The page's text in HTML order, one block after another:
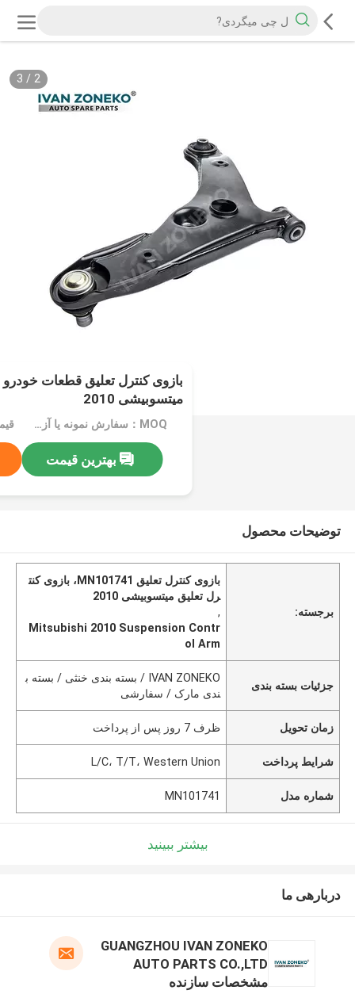
2
/
3
میتسوبیشی 2010
MOQ：سفارش نمونه یا آزمایشی پذیرفته می شود
بهترین قیمت
توضیحات محصول
برجسته:
بازوی کنترل تعلیق MN101741، بازوی کنت
رل تعلیق میتسوبیشی 2010
,
Mitsubishi 2010 Suspension Contr
ol Arm
جزئیات بسته بندی
IVAN ZONEKO / بسته بندی خنثی / بسته ب
ندی مارک / سفارشی
زمان تحویل ظرف 7 روز پس از پرداخت
شرایط پرداخت L/C، T/T، Western Union
شماره مدل MN101741
بیشتر ببینید
دربارهی ما
GUANGZHOU IVAN ZONEKO
AUTO PARTS CO.,LTD
مشخصات سازنده